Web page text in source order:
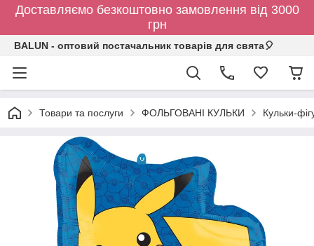
Доставляємо безкоштовно замовлення від 3000
грн
BALUN - оптовий постачальник товарів для свята🎈
Товари та послуги ФОЛЬГОВАНІ КУЛЬКИ Кульки-